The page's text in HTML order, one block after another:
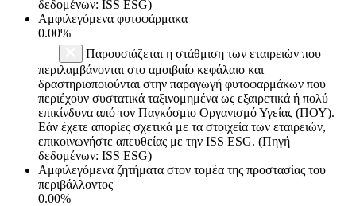
δεδομένων: ISS ESG)
Αμφιλεγόμενα φυτοφάρμακα
0.00%
Παρουσιάζεται η στάθμιση των εταιρειών που
περιλαμβάνονται στο αμοιβαίο κεφάλαιο και
δραστηριοποιούνται στην παραγωγή φυτοφαρμάκων που
περιέχουν συστατικά ταξινομημένα ως εξαιρετικά ή πολύ
επικίνδυνα από τον Παγκόσμιο Οργανισμό Υγείας (ΠΟΥ).
Εάν έχετε απορίες σχετικά με τα στοιχεία των εταιρειών,
επικοινωνήστε απευθείας με την ISS ESG. (Πηγή
δεδομένων: ISS ESG)
Αμφιλεγόμενα ζητήματα στον τομέα της προστασίας του
περιβάλλοντος
0.00%